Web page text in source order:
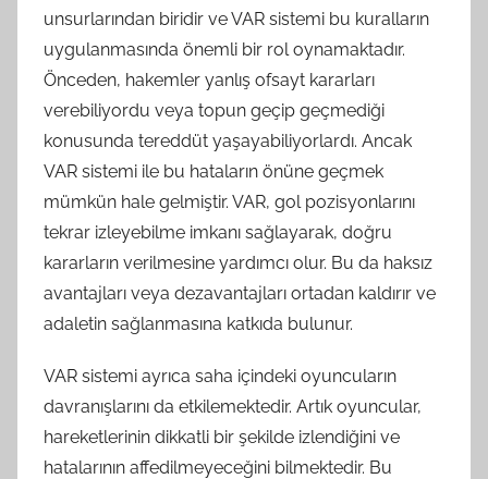
unsurlarından biridir ve VAR sistemi bu kuralların
uygulanmasında önemli bir rol oynamaktadır.
Önceden, hakemler yanlış ofsayt kararları
verebiliyordu veya topun geçip geçmediği
konusunda tereddüt yaşayabiliyorlardı. Ancak
VAR sistemi ile bu hataların önüne geçmek
mümkün hale gelmiştir. VAR, gol pozisyonlarını
tekrar izleyebilme imkanı sağlayarak, doğru
kararların verilmesine yardımcı olur. Bu da haksız
avantajları veya dezavantajları ortadan kaldırır ve
adaletin sağlanmasına katkıda bulunur.
VAR sistemi ayrıca saha içindeki oyuncuların
davranışlarını da etkilemektedir. Artık oyuncular,
hareketlerinin dikkatli bir şekilde izlendiğini ve
hatalarının affedilmeyeceğini bilmektedir. Bu